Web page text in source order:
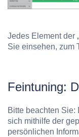
Jedes Element der
Sie einsehen, zum
Feintuning:
Bitte beachten Sie:
sich mithilfe der
persönlichen